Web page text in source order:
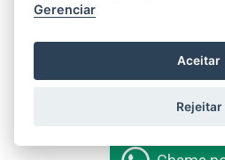
Atendimento ao
0800
Gerenciar
Aceitar
Rejeitar